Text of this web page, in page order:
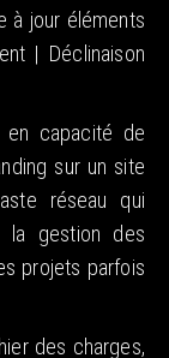
à jour éléments
| Déclinaison
en capacité de
sur un site
réseau qui
la gestion des
projets parfois
des charges,